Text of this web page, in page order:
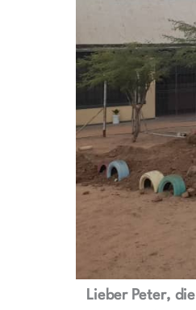
Lieber Peter,